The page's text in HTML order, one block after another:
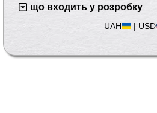
що входить у розробку
UAH | USD